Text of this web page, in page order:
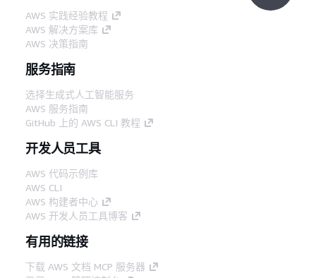
AWS 实践经验教程
AWS 解决方案库
AWS 决策指南
服务指南
选择生成式人工智能服务
AWS 服务指南
GitHub 上的 AWS CLI 教程
开发人员工具
AWS 代码示例库
AWS CLI
AWS 构建者中心
AWS 开发人员工具博客
有用的链接
下载 AWS 文档 MCP 服务器